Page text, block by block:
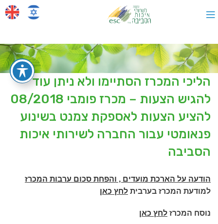
הליכי המכרז הסתיימו ולא ניתן עוד
להגיש הצעות – מכרז פומבי 08/2018
להציע הצעות לאספקת צמנט בשינוע
פנאומטי עבור החברה לשירותי איכות
הסביבה
הודעה על הארכת מועדים , והפחת סכום ערבות המכרז
למודעת המכרז בערבית לחץ כאן
נוסח המכרז לחץ כאן